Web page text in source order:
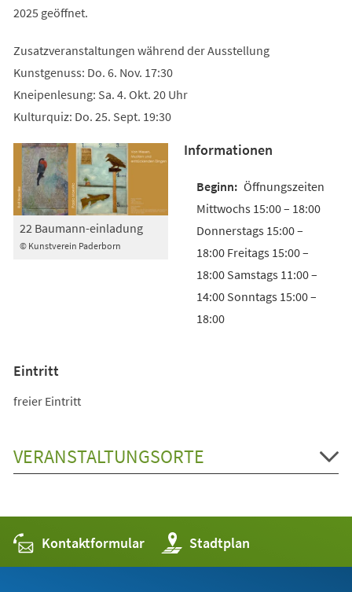
2025 geöffnet.
Zusatzveranstaltungen während der Ausstellung
Kunstgenuss: Do. 6. Nov. 17:30
Kneipenlesung: Sa. 4. Okt. 20 Uhr
Kulturquiz: Do. 25. Sept. 19:30
© Kunstverein Paderborn
22 Baumann-einladung
Informationen
Öffnungszeiten
Mittwochs 15:00 – 18:00
Donnerstags 15:00 –
18:00 Freitags 15:00 –
18:00 Samstags 11:00 –
14:00 Sonntags 15:00 –
18:00
Eintritt
freier Eintritt
VERANSTALTUNGSORTE
Kontaktformular Stadtplan
(Öffnet
in
einem